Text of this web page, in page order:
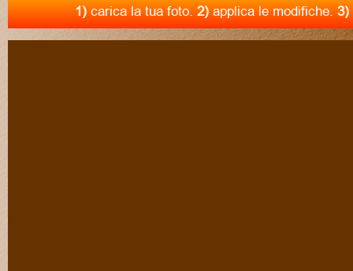
1)carica la tua foto.2)applica le modifiche.3)